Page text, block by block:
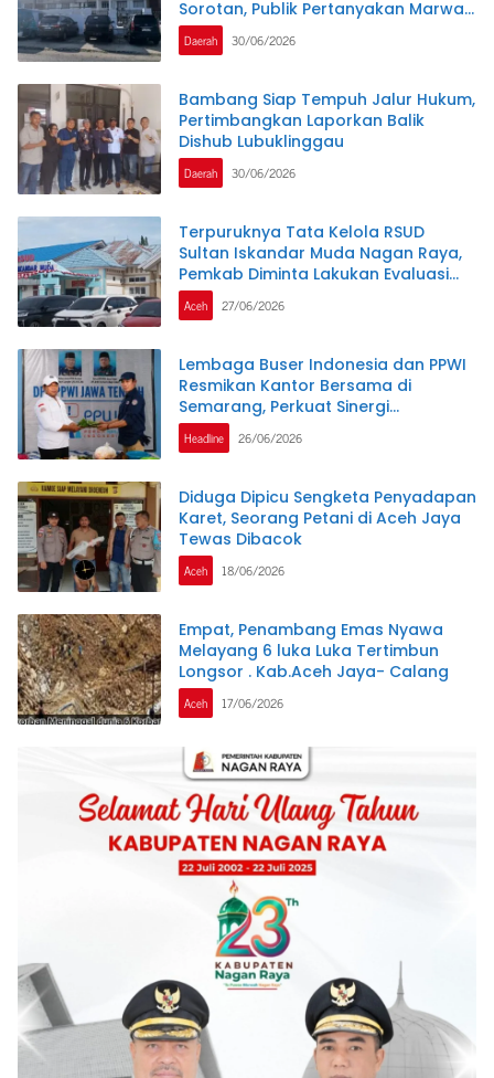
Sorotan, Publik Pertanyakan Marwah
Penegakan Hukum
Daerah 30/06/2026
Bambang Siap Tempuh Jalur Hukum,
Pertimbangkan Laporkan Balik
Dishub Lubuklinggau
Daerah 30/06/2026
Terpuruknya Tata Kelola RSUD
Sultan Iskandar Muda Nagan Raya,
Pemkab Diminta Lakukan Evaluasi
Menyeluruh
Aceh 27/06/2026
Lembaga Buser Indonesia dan PPWI
Resmikan Kantor Bersama di
Semarang, Perkuat Sinergi
Kelembagaan dan Jurnalistik
Headline 26/06/2026
Diduga Dipicu Sengketa Penyadapan
Karet, Seorang Petani di Aceh Jaya
Tewas Dibacok
Aceh 18/06/2026
Empat, Penambang Emas Nyawa
Melayang 6 luka Luka Tertimbun
Longsor . Kab.Aceh Jaya- Calang
Aceh 17/06/2026